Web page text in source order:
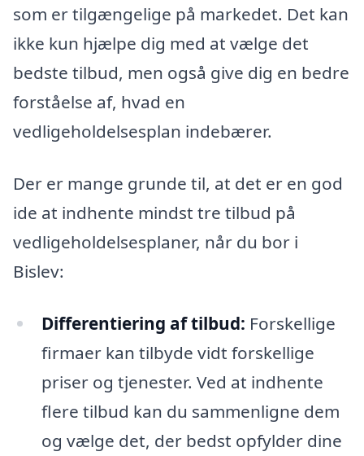
som er tilgængelige på markedet. Det kan
ikke kun hjælpe dig med at vælge det
bedste tilbud, men også give dig en bedre
forståelse af, hvad en
vedligeholdelsesplan indebærer.
Der er mange grunde til, at det er en god
ide at indhente mindst tre tilbud på
vedligeholdelsesplaner, når du bor i
Bislev:
Differentiering af tilbud: Forskellige
firmaer kan tilbyde vidt forskellige
priser og tjenester. Ved at indhente
flere tilbud kan du sammenligne dem
og vælge det, der bedst opfylder dine